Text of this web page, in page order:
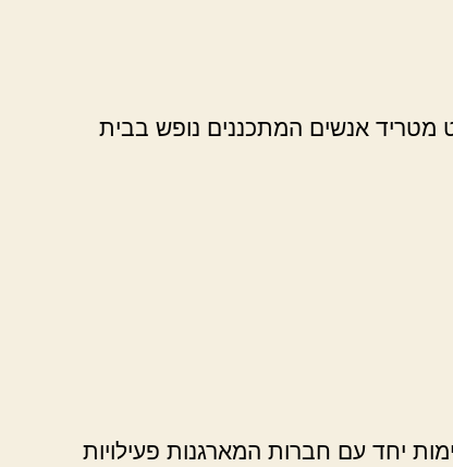
מטריד אנשים המתכננים נופש בבית
יחד עם חברות המארגנות פעילויות